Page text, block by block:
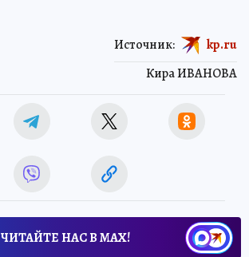
Кира ИВАНОВА
Источник: kp.ru
ЧИТАЙТЕ НАС В МАХ!